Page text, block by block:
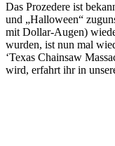
Das Prozedere ist
und „Halloween“
mit Dollar-Augen)
wurden, ist nun mal
‘Texas Chainsaw
wird, erfahrt ihr in